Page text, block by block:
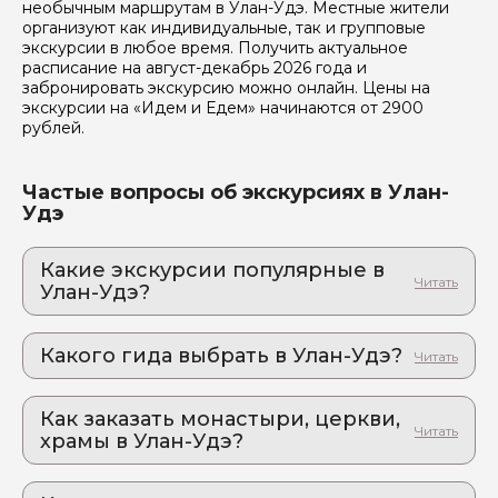
необычным маршрутам в Улан-Удэ. Местные жители
организуют как индивидуальные, так и групповые
экскурсии в любое время. Получить актуальное
расписание на август-декабрь 2026 года и
забронировать экскурсию можно онлайн. Цены на
экскурсии на «Идем и Едем» начинаются от 2900
рублей.
Частые вопросы об экскурсиях в Улан-
Удэ
Какие экскурсии популярные в
Улан-Удэ?
мир бурятских лам
Улан-Удэ и Иволгинский дацан: когда один день
заменяет билет в Тибет
2. Едем на южный Байкал! На теплые озера
и в заповедник!
Байкальское приключение: один день, которое
Какого гида выбрать в Улан-Удэ?
2. Наталия.М 348
Как заказать монастыри, церкви,
храмы в Улан-Удэ?
Едем»: